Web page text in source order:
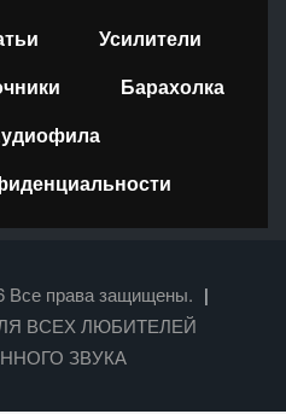
Усилители
Барахолка
Все права защищены. |
ВСЕХ ЛЮБИТЕЛЕЙ
ЗВУКА